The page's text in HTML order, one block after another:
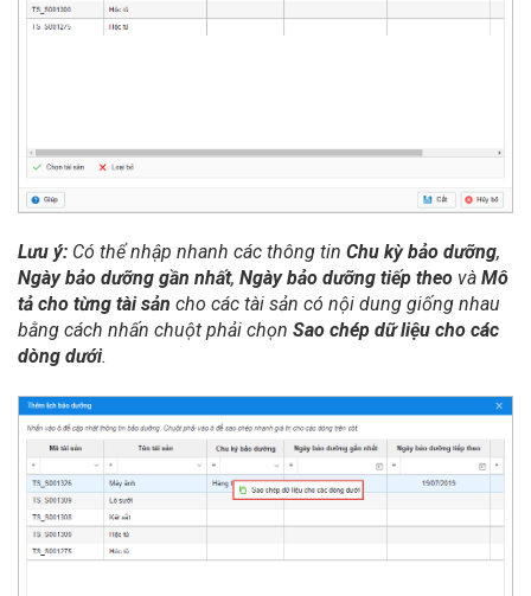
Lưu ý: Có thể nhập nhanh các thông tin Chu kỳ bảo dưỡng,
Ngày bảo dưỡng gần nhất, Ngày bảo dưỡng tiếp theo và Mô
tả cho từng tài sản cho các tài sản có nội dung giống nhau
bằng cách nhấn chuột phải chọn Sao chép dữ liệu cho các
dòng dưới.